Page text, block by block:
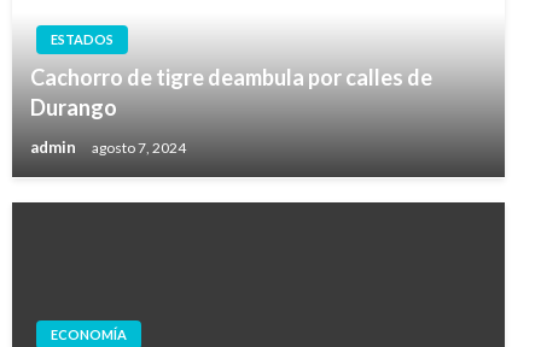
ESTADOS
Cachorro de tigre deambula por calles de
Durango
admin agosto 7, 2024
ECONOMÍA